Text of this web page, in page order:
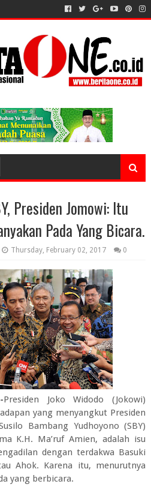
Presiden Jomowi: Itu
Pada Yang Bicara.
Thursday, February 02, 2017 0
Presiden Joko Widodo (Jokowi)
yang menyangkut Presiden
Bambang Yudhoyono (SBY)
K.H. Ma’ruf Amien, adalah isu
dengan terdakwa Basuki
Ahok. Karena itu, menurutnya
yang berbicara.